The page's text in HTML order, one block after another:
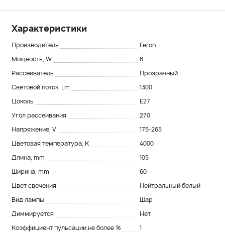
Характеристики
Производитель
Feron
Мощность, W
8
Рассеиватель
Прозрачный
Световой поток, Lm
1300
Цоколь
E27
Угол рассеивания
270
Напряжение, V
175-265
Цветовая температура, K
4000
Длина, mm
105
Ширина, mm
60
Цвет свечения
Нейтральный белый
Вид лампы
Шар
Диммируется
Нет
Коэффициент пульсации,не более %
1